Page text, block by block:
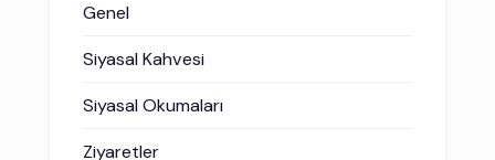
Genel
Siyasal Kahvesi
Siyasal Okumaları
Ziyaretler